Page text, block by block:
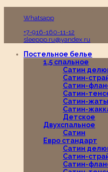
Whatsapp
+7-916-160-11-12
sleeppp.ru@yandex.ru
Постельное белье
1,5 спальное
Сатин
Сатин-
Сатин-
Сатин-
Сатин-
Сатин-
Детское
Двухспальное
Сатин
Евро стандарт
Сатин
Сатин-
Сатин-